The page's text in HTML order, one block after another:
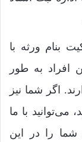
بنام ورثه با
افراد به طور
اگر شما نیز
می‌توانید با ما
شما را در این